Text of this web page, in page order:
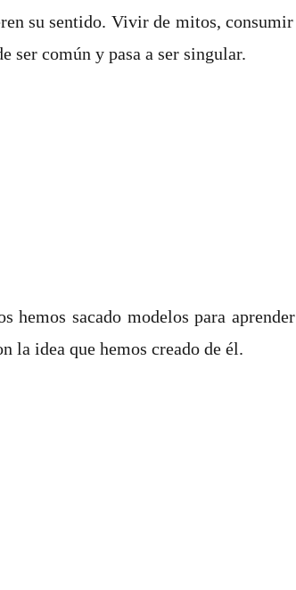
su sentido. Vivir de mitos,
ser común y pasa a ser singular.
hemos sacado modelos para
la idea que hemos creado de él.